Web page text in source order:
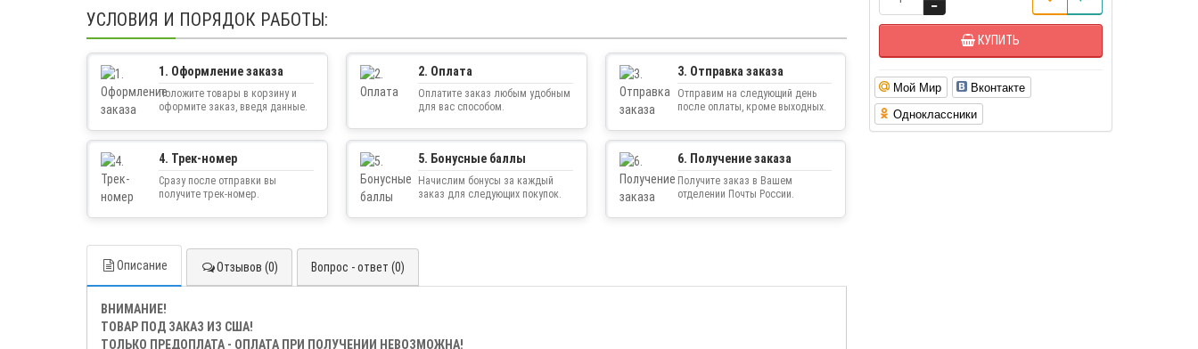
КУПИТЬ
Мой Мир
Вконтакте
Одноклассники
УСЛОВИЯ И ПОРЯДОК РАБОТЫ:
1. Оформление заказа
Положите товары в корзину и
оформите заказ, введя данные.
2. Оплата
Оплатите заказ любым удобным
для вас способом.
3. Отправка заказа
Отправим на следующий день
после оплаты, кроме выходных.
4. Трек-номер
Сразу после отправки вы
получите трек-номер.
5. Бонусные баллы
Начислим бонусы за каждый
заказ для следующих покупок.
6. Получение заказа
Получите заказ в Вашем
отделении Почты России.
Описание Отзывов (0) Вопрос - ответ (0)
ВНИМАНИЕ!
ТОВАР ПОД ЗАКАЗ ИЗ США!
ТОЛЬКО ПРЕДОПЛАТА - ОПЛАТА ПРИ ПОЛУЧЕНИИ НЕВОЗМОЖНА!